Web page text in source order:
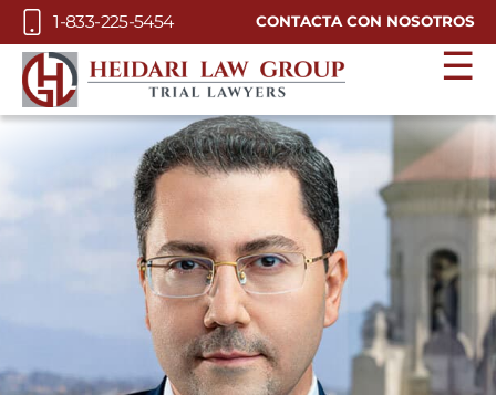
Skip to Main Content
1-833-225-5454 CONTACTA CON NOSOTROS
☰